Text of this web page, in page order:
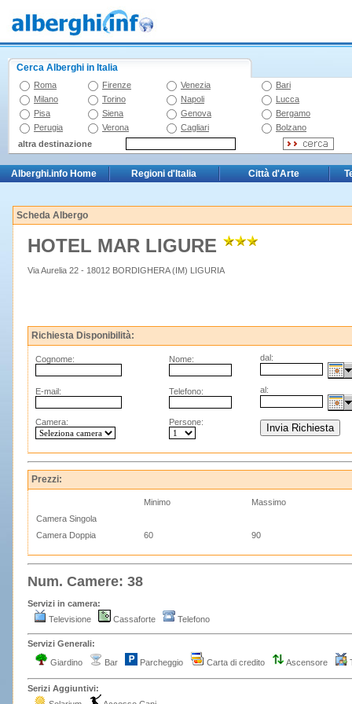
Cerca Alberghi in Italia
Roma Firenze Venezia
Bari
Milano
Torino Napoli
Lucca
Pisa
Siena Genova
Bergamo
Perugia
Verona Cagliari
Bolzano
altra destinazione
Alberghi.info Home Regioni d'Italia Città d'Arte
Scheda Albergo
HOTEL MAR LIGURE
Via Aurelia 22 - 18012 BORDIGHERA (IM) LIGURIA
Richiesta Disponibilità:
Cognome: Nome: dal:
E-mail: Telefono: al:
Camera: Persone:
Prezzi:
Minimo
Massimo
Camera Singola
Camera Doppia
60 90
Num. Camere: 38
Servizi in camera:
Televisione
Cassaforte Telefono
Servizi Generali:
Giardino
Bar Parcheggio Carta di credito Ascensore
Serizi Aggiuntivi: